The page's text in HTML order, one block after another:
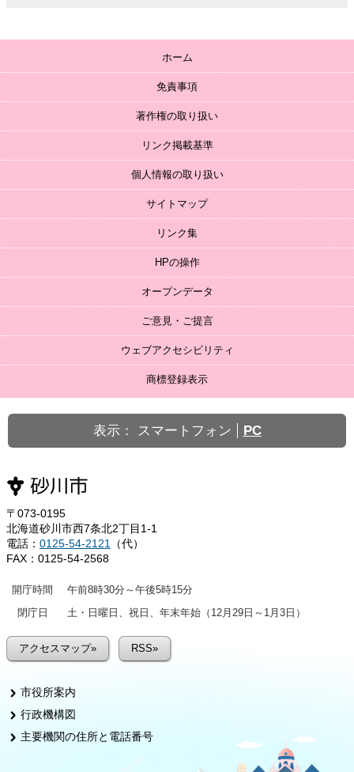
ホーム
免責事項
著作権の取り扱い
リンク掲載基準
個人情報の取り扱い
サイトマップ
リンク集
HPの操作
オープンデータ
ご意見・ご提言
ウェブアクセシビリティ
商標登録表示
表示： スマートフォン PC
〒073-0195
北海道砂川市西7条北2丁目1-1
電話： 0125-54-2121
（代）
FAX：0125-54-2568
開庁時間
午前8時30分～午後5時15分
閉庁日
土・日曜日、祝日、年末年始（12月29日～1月3日）
アクセスマップ» RSS»
市役所案内
行政機構図
主要機関の住所と電話番号